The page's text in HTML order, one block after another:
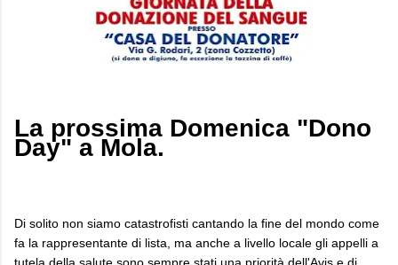
La prossima Domenica "Dono
Day" a Mola.
Di solito non siamo catastrofisti cantando la fine del mondo come
fa la rappresentante di lista, ma anche a livello locale gli appelli a